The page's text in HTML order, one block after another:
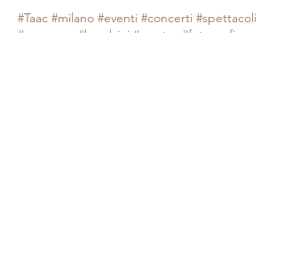
#Taac #milano #eventi #concerti #spettacoli
#rassegne #bambini #mostre #fotografia